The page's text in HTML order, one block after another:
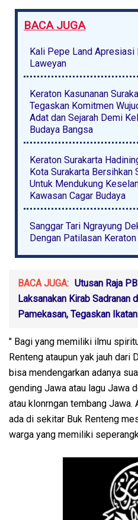
BACA JUGA
Kali Pepe Land Apresiasi
Laweyan
Keraton Kasunanan
Tegaskan Komitmen
Adat dan Sejarah Demi
Budaya Bangsa
Keraton Surakarta
Kota Surakarta Bersihkan
Untuk Mendukung
Kawasan Cagar Budaya
Sanggar Tari Ngrayung
Dengan Patilasan
BACA JUGA: Utusan Raja
Laksanakan Kirab Sadranan
Pamekasan, Tegaskan
" Bagi yang memiliki ilmu
Renteng ataupun yak jauh dari
bisa mendengarkan adanya
gending Jawa atau lagu Jawa
atau klonrngan tembang Jawa.
ada di sekitar Buk Renteng
warga yang memiliki